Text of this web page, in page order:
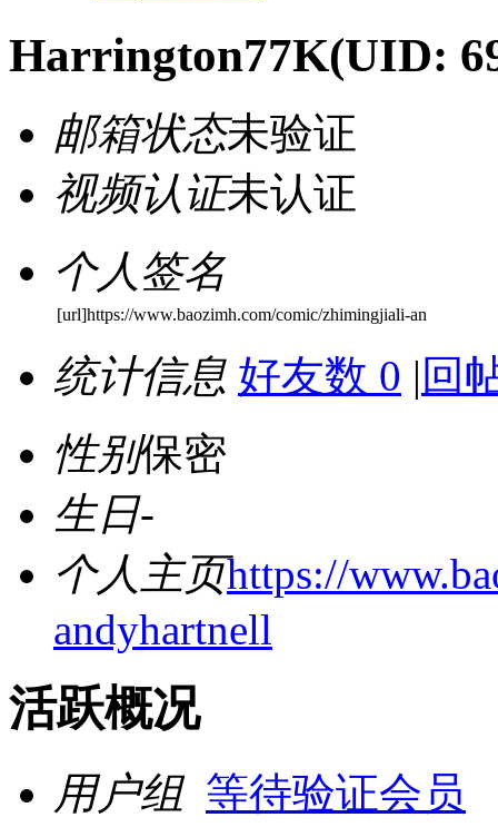
Harrington77K(UID:
邮箱状态未验证
视频认证未认证
个人签名
[url]https://www.baozimh.com/comic/zhimingjiali-an
统计信息 好友数 0 | 回
性别保密
生日-
个人主页https://
andyhartnell
活跃概况
用户组 等待验证会员